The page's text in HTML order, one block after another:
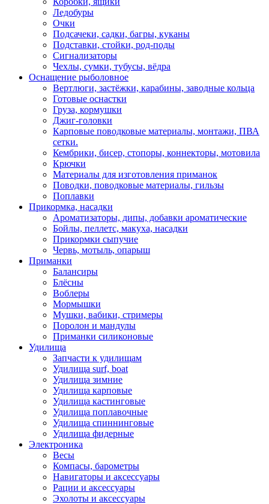
Ледобуры
Очки
Подсачеки, садки, багры, куканы
Подставки, стойки, род-поды
Сигнализаторы
Чехлы, сумки, тубусы, вёдра
Оснащение рыболовное
Вертлюги, застёжки, карабины, заводные кольца
Готовые оснастки
Груза, кормушки
Джиг-головки
Карповые поводковые материалы, монтажи, ПВА
сетки.
Кембрики, бисер, стопоры, коннекторы, мотовила
Крючки
Материалы для изготовления приманок
Поводки, поводковые материалы, гильзы
Поплавки
Прикормка, насадки
Ароматизаторы, дипы, добавки ароматические
Бойлы, пеллетс, макуха, насадки
Прикормки сыпучие
Червь, мотыль, опарыш
Приманки
Балансиры
Блёсны
Воблеры
Мормышки
Мушки, вабики, стримеры
Поролон и мандулы
Приманки силиконовые
Удилища
Запчасти к удилищам
Удилища surf, boat
Удилища зимние
Удилища карповые
Удилища кастинговые
Удилища поплавочные
Удилища спиннинговые
Удилища фидерные
Электроника
Весы
Компасы, барометры
Навигаторы и аксессуары
Рации и аксессуары
Эхолоты и аксессуары